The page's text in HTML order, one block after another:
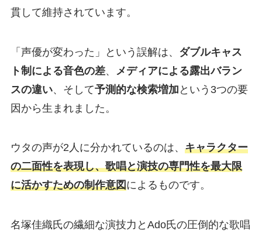
貫して維持されています。
「声優が変わった」という誤解は、 ダブルキャス
ト制による音色の差、
メディアによる露出バラン
スの違い、そして予測的な検索増加 という3つの要
因から生まれました。
ウタの声が2人に分かれているのは、 キャラクター
の二面性を表現し、歌唱と演技の専門性を最大限
に活かすための制作意図によるものです。
名塚佳織氏の繊細な演技力とAdo氏の圧倒的な歌唱